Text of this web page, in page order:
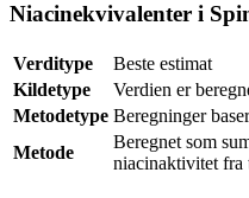
Niacinekvivalenter i
Verditype
Beste estimat
Kildetype
Verdien er
Metodetype Beregninger
Metode
Beregnet som
niacinaktivitet fra